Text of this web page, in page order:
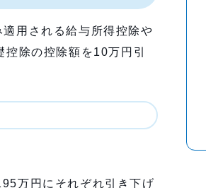
用される給与所得控除や
除の控除額を10万円引
万円にそれぞれ引き下げ